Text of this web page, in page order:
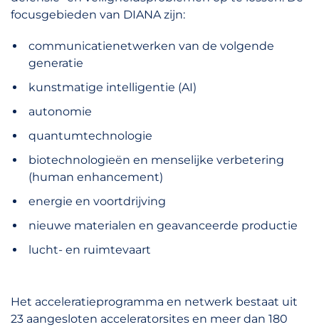
focusgebieden van DIANA zijn:
communicatienetwerken van de volgende
generatie
kunstmatige intelligentie (AI)
autonomie
quantumtechnologie
biotechnologieën en menselijke verbetering
(human enhancement)
energie en voortdrijving
nieuwe materialen en geavanceerde productie
lucht- en ruimtevaart
Het acceleratieprogramma en netwerk bestaat uit
23 aangesloten acceleratorsites en meer dan 180